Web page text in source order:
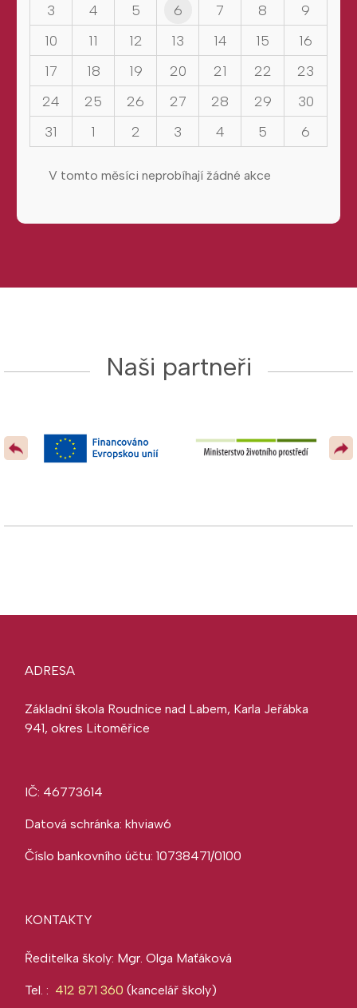
3
4 5 6 7 8
9
10
11 12 13 14 15
16
17
18 19 20 21 22
23
24
25 26 27 28 29
30
31
1 2 3 4 5 6
V tomto měsíci neprobíhají žádné akce
Naši partneři
ADRESA
Základní škola Roudnice nad Labem, Karla Jeřábka
941, okres Litoměřice
IČ: 46773614
Datová schránka: khviaw6
Číslo bankovního účtu: 10738471/0100
KONTAKTY
Ředitelka školy: Mgr. Olga Maťáková
Tel. : 412 871 360 (kancelář školy)